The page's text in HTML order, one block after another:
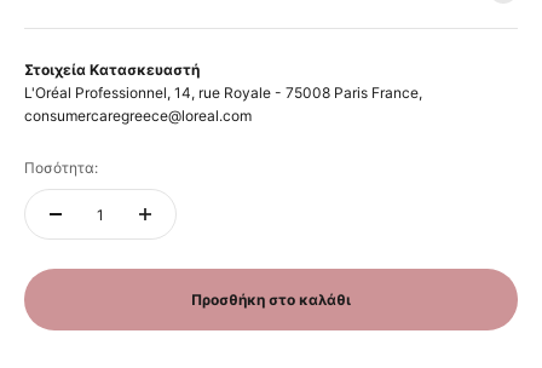
Στοιχεία Κατασκευαστή
L'Oréal Professionnel, 14, rue Royale - 75008 Paris France,
consumercaregreece@loreal.com
Ποσότητα:
Προσθήκη στο καλάθι